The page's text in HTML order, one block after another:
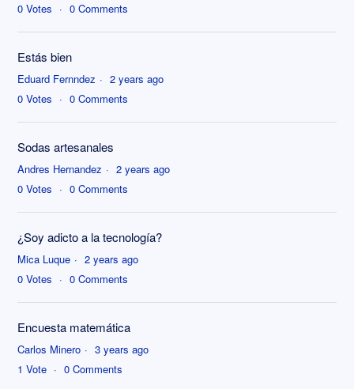
0 Votes 0 Comments
Estás bien
Eduard Fernndez
2 years ago
0 Votes 0 Comments
Sodas artesanales
Andres Hernandez
2 years ago
0 Votes 0 Comments
¿Soy adicto a la tecnología?
Mica Luque
2 years ago
0 Votes 0 Comments
Encuesta matemática
Carlos Minero
3 years ago
1 Vote 0 Comments